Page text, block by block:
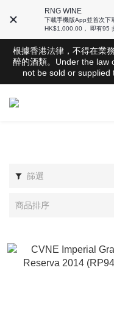
RNG WINE
下載手機版App並首次下
HK$1,000.00， 即有95
根據香港法律，不得在業
醉的酒類。Under the law
not be sold or
根據香港法律，不得在業
醉的酒類。Under the law
not be sold or
全店滿HK$1000 免運費
SGD800 免運費（新
根據香港法律，不得在業
醉的酒類。Under the
篩選
商品排序